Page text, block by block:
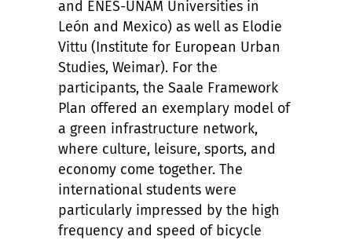
and ENES-UNAM Universities in
León and Mexico) as well as Elodie
Vittu (Institute for European Urban
Studies, Weimar). For the
participants, the Saale Framework
Plan offered an exemplary model of
a green infrastructure network,
where culture, leisure, sports, and
economy come together. The
international students were
particularly impressed by the high
frequency and speed of bicycle